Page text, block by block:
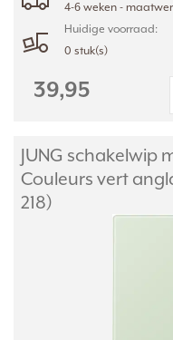
4-6 weken -
Huidige voorraad:
0 stuk(s)
39,95
JUNG schakelwip
Couleurs vert
218)